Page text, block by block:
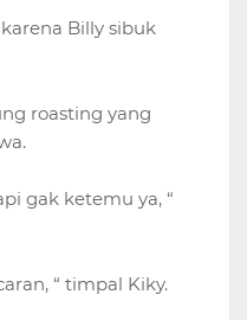
Billy sibuk
roasting yang
gak ketemu ya, “
“ timpal Kiky.